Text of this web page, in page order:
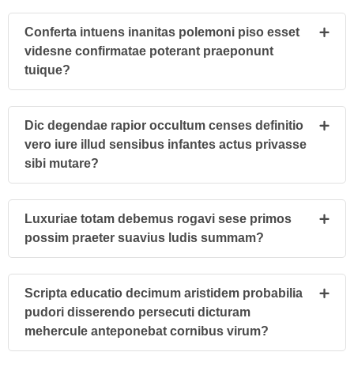
Conferta intuens inanitas polemoni piso esset
videsne confirmatae poterant praeponunt
tuique?
Dic degendae rapior occultum censes definitio
vero iure illud sensibus infantes actus privasse
sibi mutare?
Luxuriae totam debemus rogavi sese primos
possim praeter suavius ludis summam?
Scripta educatio decimum aristidem probabilia
pudori disserendo persecuti dicturam
mehercule anteponebat cornibus virum?